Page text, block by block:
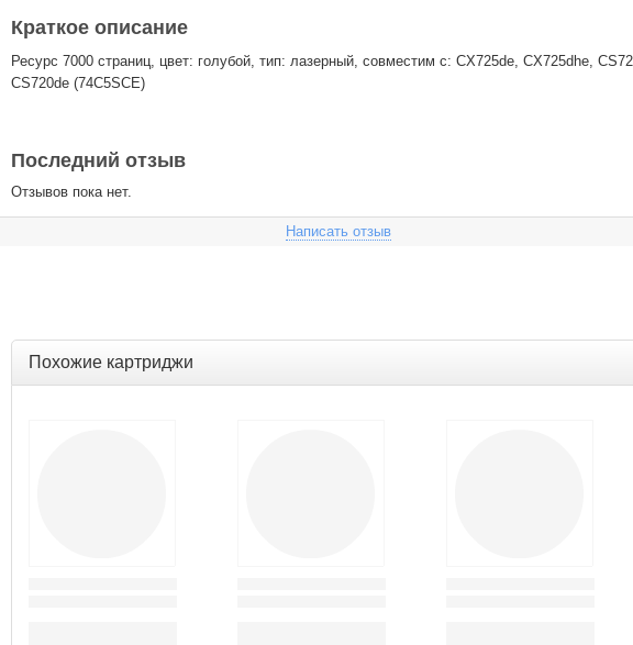
Краткое описание
Ресурс 7000 страниц, цвет: голубой, тип: лазерный, совместим с: CX725de, CX725dhe,
CS720de (74C5SCE)
Последний отзыв
Отзывов пока нет.
Написать отзыв
Похожие картриджи